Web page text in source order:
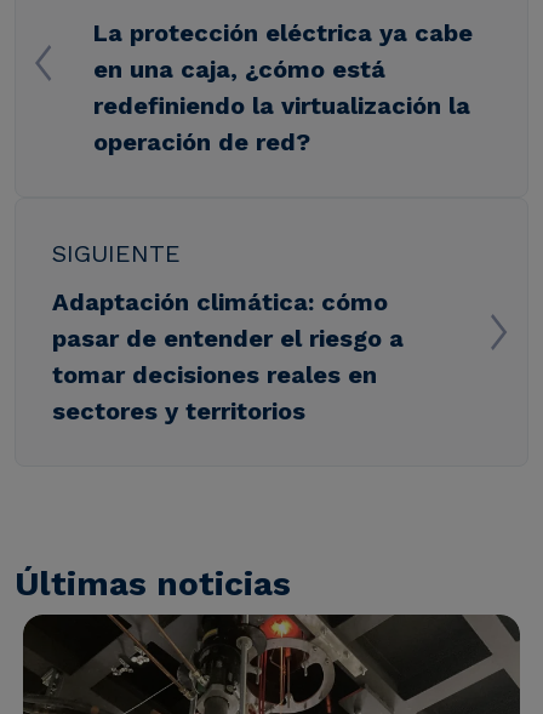
La protección eléctrica ya cabe
en una caja, ¿cómo está
redefiniendo la virtualización la
operación de red?
SIGUIENTE
Adaptación climática: cómo
pasar de entender el riesgo a
tomar decisiones reales en
sectores y territorios
Últimas noticias